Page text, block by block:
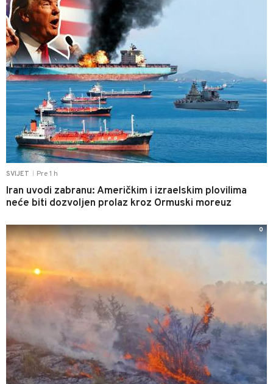
SVIJET Pre 1 h
Iran uvodi zabranu: Američkim i izraelskim plovilima
neće biti dozvoljen prolaz kroz Ormuski moreuz
0